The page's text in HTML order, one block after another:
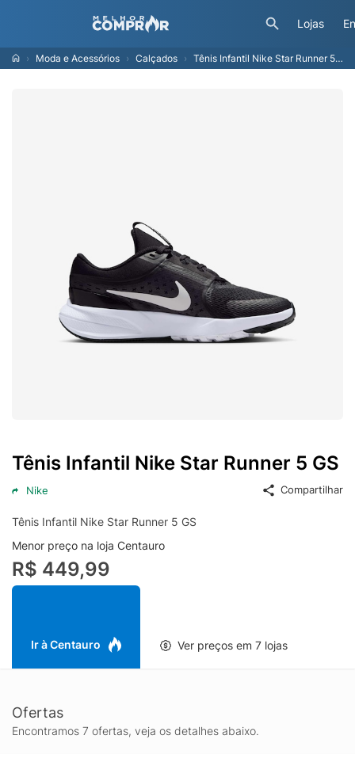
Lojas
Moda e Acessórios Calçados Tênis Infantil Nike Star Runner 5 GS
Tênis Infantil Nike Star Runner 5 GS
Nike Compartilhar
Tênis Infantil Nike Star Runner 5 GS
Menor preço na loja Centauro
R$ 449,99
Ir à Centauro Ver preços em 7 lojas
Ofertas
Encontramos 7 ofertas, veja os detalhes abaixo.